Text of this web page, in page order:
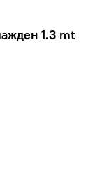
1.3 mt